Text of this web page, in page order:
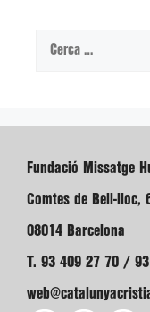
Cerca:
Fundació Missatge
Comtes de Bell-lloc,
08014 Barcelona
T. 93 409 27 70 /